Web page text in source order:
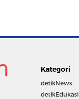
Kategori
detikNews
detikEdukasi